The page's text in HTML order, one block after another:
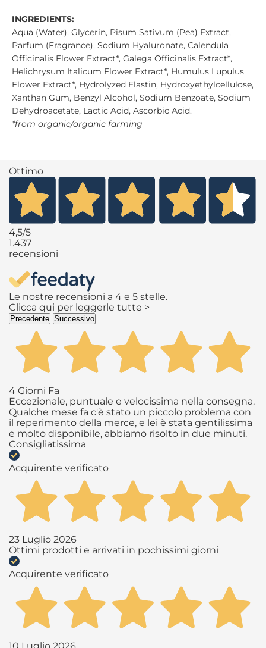
INGREDIENTS:
Aqua (Water), Glycerin, Pisum Sativum (Pea) Extract,
Parfum (Fragrance), Sodium Hyaluronate, Calendula
Officinalis Flower Extract*, Galega Officinalis Extract*,
Helichrysum Italicum Flower Extract*, Humulus Lupulus
Flower Extract*, Hydrolyzed Elastin, Hydroxyethylcellulose,
Xanthan Gum, Benzyl Alcohol, Sodium Benzoate, Sodium
Dehydroacetate, Lactic Acid, Ascorbic Acid.
*from organic/organic farming
Ottimo
4,5/5
1.437
recensioni
Le nostre recensioni a 4 e 5 stelle.
Clicca qui per leggerle tutte >
Precedente Successivo
4 Giorni Fa
Eccezionale, puntuale e velocissima nella consegna.
Qualche mese fa c'è stato un piccolo problema con
il reperimento della merce, e lei è stata gentilissima
e molto disponibile, abbiamo risolto in due minuti.
Consigliatissima
Acquirente verificato
23 Luglio 2026
Ottimi prodotti e arrivati in pochissimi giorni
Acquirente verificato